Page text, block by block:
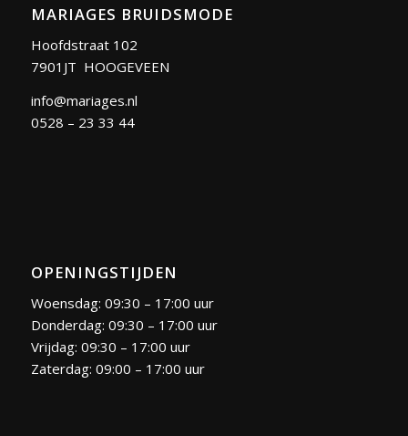
MARIAGES BRUIDSMODE
Hoofdstraat 102
7901JT HOOGEVEEN
info@mariages.nl
0528 – 23 33 44
OPENINGSTIJDEN
Woensdag: 09:30 – 17:00 uur
Donderdag: 09:30 – 17:00 uur
Vrijdag: 09:30 – 17:00 uur
Zaterdag: 09:00 – 17:00 uur